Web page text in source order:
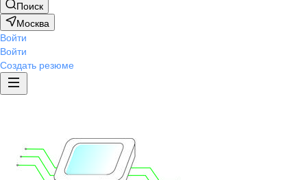
Поиск
Москва
Войти
Войти
Создать резюме